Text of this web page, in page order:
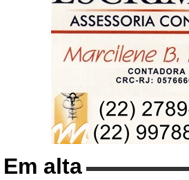
Em alta